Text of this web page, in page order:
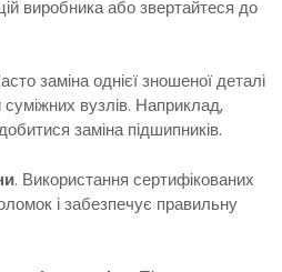
виробника або звертайтеся до
заміна однієї зношеної деталі
суміжних вузлів. Наприклад,
заміна підшипників.
. Використання сертифікованих
і забезпечує правильну